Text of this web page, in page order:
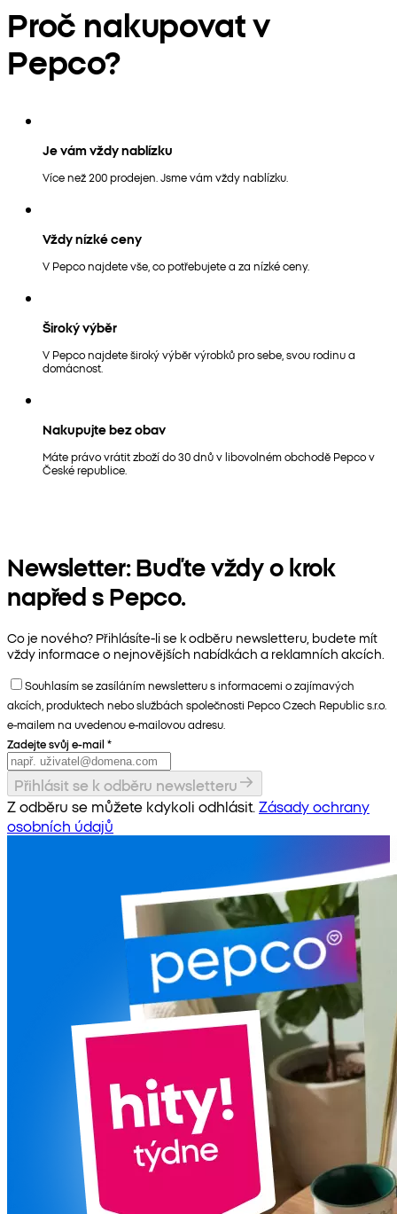
Proč nakupovat v
Pepco?
Je vám vždy nablízku
Více než 200 prodejen. Jsme vám vždy nablízku.
Vždy nízké ceny
V Pepco najdete vše, co potřebujete a za nízké ceny.
Široký výběr
V Pepco najdete široký výběr výrobků pro sebe, svou rodinu a
domácnost.
Nakupujte bez obav
Máte právo vrátit zboží do 30 dnů v libovolném obchodě Pepco v
České republice.
Newsletter: Buďte vždy o krok
napřed s Pepco.
Co je nového? Přihlásíte-li se k odběru newsletteru, budete mít
vždy informace o nejnovějších nabídkách a reklamních akcích.
Souhlasím se zasíláním newsletteru s informacemi o zajímavých
akcích, produktech nebo službách společnosti Pepco Czech Republic s.r.o.
e-mailem na uvedenou e-mailovou adresu.
Zadejte svůj e-mail *
Přihlásit se k odběru newsletteru
Z odběru se můžete kdykoli odhlásit. Zásady ochrany
osobních údajů